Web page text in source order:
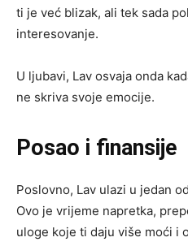
ti je već blizak, ali tek sada
interesovanje.
U ljubavi, Lav osvaja onda
ne skriva svoje emocije.
Posao i finansije
Poslovno, Lav ulazi u jedan
Ovo je vrijeme napretka,
uloge koje ti daju više moći i